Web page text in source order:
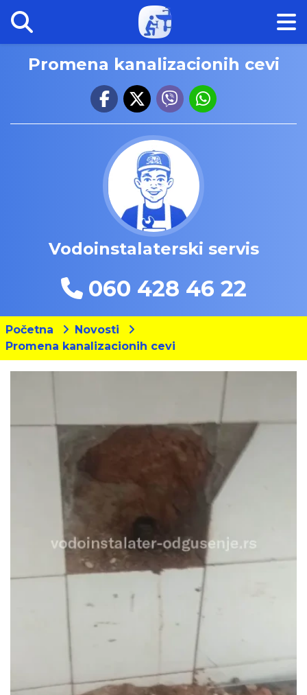
Promena kanalizacionih cevi
Vodoinstalaterski servis
060 428 46 22
Početna
Novosti
Promena kanalizacionih cevi